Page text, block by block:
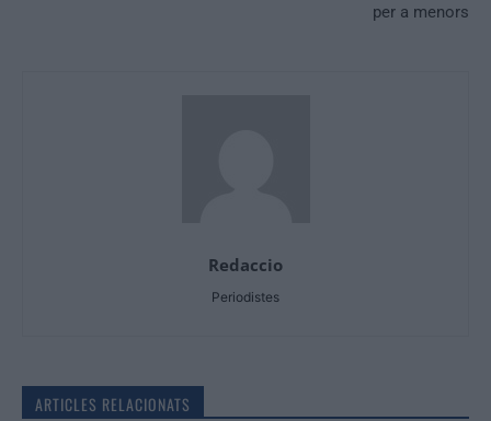
per a menors
Redaccio
Periodistes
ARTICLES RELACIONATS